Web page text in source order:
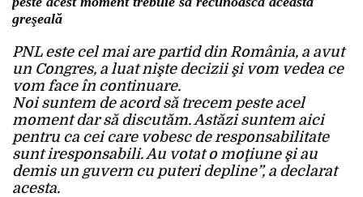
greşeală
PNL este cel mai are partid din România, a avut
un Congres, a luat nişte decizii şi vom vedea ce
vom face în continuare.
Noi suntem de acord să trecem peste acel
moment dar să discutăm. Astăzi suntem aici
pentru ca cei care vobesc de responsabilitate
sunt iresponsabili. Au votat o moţiune şi au
demis un guvern cu puteri depline”, a declarat
acesta.